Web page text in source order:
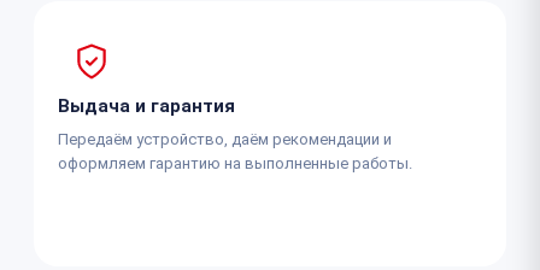
Выдача и гарантия
Передаём устройство, даём рекомендации и
оформляем гарантию на выполненные работы.